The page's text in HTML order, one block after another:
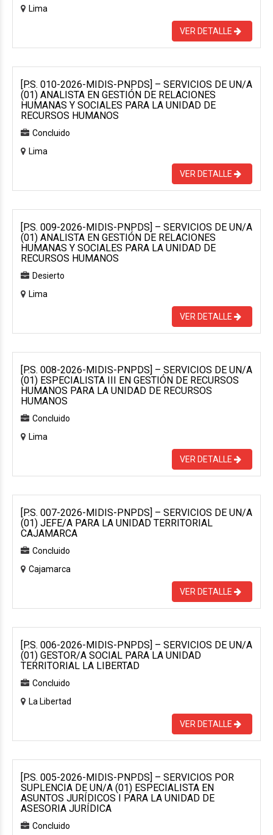
Lima
VER DETALLE
[P.S. 010-2026-MIDIS-PNPDS] – SERVICIOS DE UN/A
(01) ANALISTA EN GESTIÓN DE RELACIONES
HUMANAS Y SOCIALES PARA LA UNIDAD DE
RECURSOS HUMANOS
Concluido
Lima
VER DETALLE
[P.S. 009-2026-MIDIS-PNPDS] – SERVICIOS DE UN/A
(01) ANALISTA EN GESTIÓN DE RELACIONES
HUMANAS Y SOCIALES PARA LA UNIDAD DE
RECURSOS HUMANOS
Desierto
Lima
VER DETALLE
[P.S. 008-2026-MIDIS-PNPDS] – SERVICIOS DE UN/A
(01) ESPECIALISTA III EN GESTIÓN DE RECURSOS
HUMANOS PARA LA UNIDAD DE RECURSOS
HUMANOS
Concluido
Lima
VER DETALLE
[P.S. 007-2026-MIDIS-PNPDS] – SERVICIOS DE UN/A
(01) JEFE/A PARA LA UNIDAD TERRITORIAL
CAJAMARCA
Concluido
Cajamarca
VER DETALLE
[P.S. 006-2026-MIDIS-PNPDS] – SERVICIOS DE UN/A
(01) GESTOR/A SOCIAL PARA LA UNIDAD
TERRITORIAL LA LIBERTAD
Concluido
La Libertad
VER DETALLE
[P.S. 005-2026-MIDIS-PNPDS] – SERVICIOS POR
SUPLENCIA DE UN/A (01) ESPECIALISTA EN
ASUNTOS JURÍDICOS I PARA LA UNIDAD DE
ASESORIA JURÍDICA
Concluido